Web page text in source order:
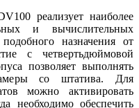
реализует наиболее
и вычислительных
назначения от
с четвертьдюймовой
позволяет выполнять
со штатива. Для
можно активировать
необходимо обеспечить